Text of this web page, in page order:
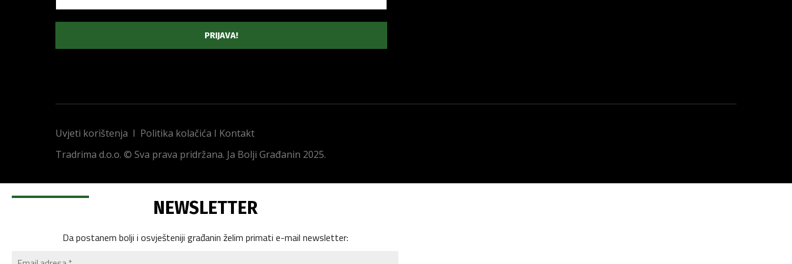
Uvjeti korištenja I Politika kolačića I Kontakt
Tradrima d.o.o. © Sva prava pridržana. Ja Bolji Građanin 2025.
NEWSLETTER
Da postanem bolji i osvješteniji građanin želim primati e-mail newsletter: